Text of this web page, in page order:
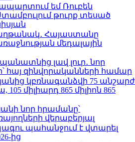
եմ Ռուբեն
թուրք տեսած
Հայաստանը
մեդալային
լավ լուր․ նոր
հայ զինվորականների համար
կբռնագանձվի 75 անշարժ
միլիարդ 865 միլիոն 865
նոր հրամանը՝
վերաբերյալ
պահանջում է վտարել
ից